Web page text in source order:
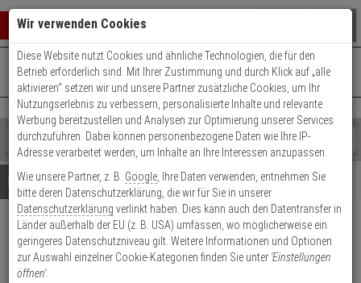
Warenkorb schließen
0 ARTIKEL IM WARENKORB
Ihr Warenkorb ist momentan leer.
Ergebnisse ()
Fertig
Shop
durchsuchen
Bitte
geben
Sie
mindestens
Zeichen
ein,
um
Es
wurde
noch
Kategorien
Suche
gestartet
+49 (0)821 899 493-0Mo. - Do.: 8:00 - 16:30 | Fr.: 8:00 - 14:00 Uhr
Kontaktservice nutzen
Details Beratung
2er WILKA Carat S1
Doppelzylinder 30/40 6 Schl.
Wir verwenden Cookies
Diese Website nutzt Cookies und ähnliche Technologien, die für den
Betrieb erforderlich sind. Mit Ihrer Zustimmung und durch Klick auf „alle
aktivieren“ setzen wir und unsere Partner zusätzliche Cookies, um Ihr
Nutzungserlebnis zu verbessern, personalisierte Inhalte und relevante
Werbung bereitzustellen und Analysen zur Optimierung unserer Services
durchzuführen. Dabei können personenbezogene Daten wie Ihre IP-
Adresse verarbeitet werden, um Inhalte an Ihre Interessen anzupassen.
Wie unsere Partner, z. B. Google , Ihre Daten verwenden, entnehmen Sie
bitte deren Datenschutzerklärung, die wir für Sie in unserer
Datenschutzerklärung verlinkt haben. Dies kann auch den Datentransfer in
Länder außerhalb der EU (z. B. USA) umfassen, wo möglicherweise ein
geringeres Datenschutzniveau gilt. Weitere Informationen und Optionen
zur Auswahl einzelner Cookie-Kategorien finden Sie unter 'Einstellungen
öffnen'.